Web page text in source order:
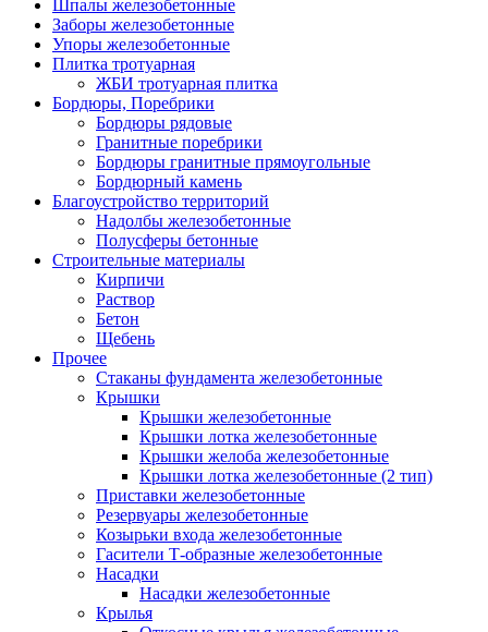
Шпалы железобетонные
Заборы железобетонные
Упоры железобетонные
Плитка тротуарная
ЖБИ тротуарная плитка
Бордюры, Поребрики
Бордюры рядовые
Гранитные поребрики
Бордюры гранитные прямоугольные
Бордюрный камень
Благоустройство территорий
Надолбы железобетонные
Полусферы бетонные
Строительные материалы
Кирпичи
Раствор
Бетон
Щебень
Прочее
Стаканы фундамента железобетонные
Крышки
Крышки железобетонные
Крышки лотка железобетонные
Крышки желоба железобетонные
Крышки лотка железобетонные (2 тип)
Приставки железобетонные
Резервуары железобетонные
Козырьки входа железобетонные
Гасители Т-образные железобетонные
Насадки
Насадки железобетонные
Крылья